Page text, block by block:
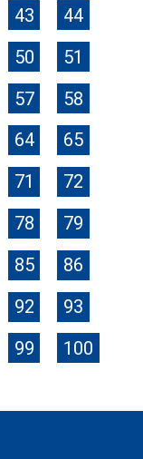
43
44
50
51
57
58
64
65
71
72
78
79
85
86
92
93
99 100